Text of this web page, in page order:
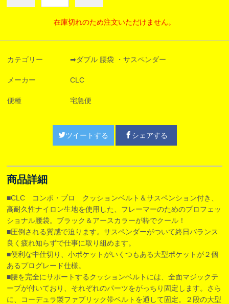
在庫切れのため注文いただけません。
カテゴリー ➡ダブル 腰袋 ・サスペンダー
メーカー CLC
便種 宅急便
ツイートする シェアする
商品詳細
■CLC コンボ・プロ クッションベルト＆サスペンション付き、
高耐久性ナイロン生地を使用した、フレーマーのためのプロフェッ
ショナル腰袋。ブラック＆アースカラーが粋でクール！
■圧倒される質感で迫ります。サスペンダーがついて終日バランス
良く疲れ知らずで仕事に取り組めます。
■便利な中仕切り、小ポケットがいくつもある大型ポケットが２個
あるプログレード仕様。
■腰を完全にサポートするクッションベルトには、全面マジックテ
ープが付いており、それぞれのパーツをがっちり固定します。さら
に、コーデュラ製ファブリック帯ベルトを通して固定。２段の大型